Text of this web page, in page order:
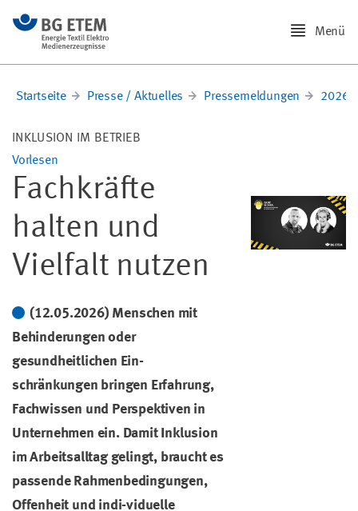
Menü
Startseite Presse / Aktuelles Pressemeldungen 2026
INKLUSION IM BETRIEB
Vorlesen
Fachkräfte
halten und
Vielfalt nutzen
(12.05.2026) Menschen mit
Behinderungen oder
gesundheitlichen Ein-
schränkungen bringen Erfahrung,
Fachwissen und Perspektiven in
Unternehmen ein. Damit Inklusion
im Arbeitsalltag gelingt, braucht es
passende Rahmenbedingungen,
Offenheit und indi-viduelle